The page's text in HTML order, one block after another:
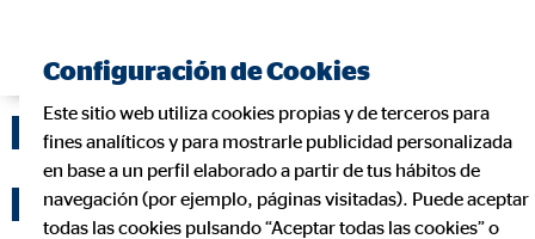
FORMACIONES OVB
MES DE SEPTIEMBRE
Configuración de Cookies
Este sitio web utiliza cookies propias y de terceros para
fines analíticos y para mostrarle publicidad personalizada
en base a un perfil elaborado a partir de tus hábitos de
navegación (por ejemplo, páginas visitadas). Puede aceptar
todas las cookies pulsando “Aceptar todas las cookies” o